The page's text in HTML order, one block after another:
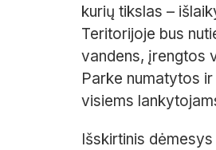
kurių tikslas –
Teritorijoje bus
vandens, įrengtos
Parke numatytos
visiems
Išskirtinis